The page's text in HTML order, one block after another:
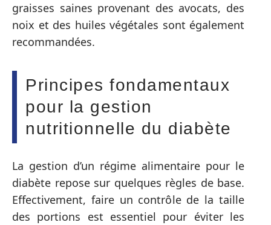
graisses saines provenant des avocats, des
noix et des huiles végétales sont également
recommandées.
Principes fondamentaux
pour la gestion
nutritionnelle du diabète
La gestion d’un régime alimentaire pour le
diabète repose sur quelques règles de base.
Effectivement, faire un contrôle de la taille
des portions est essentiel pour éviter les